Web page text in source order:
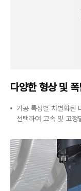
다양한 형상 및
가공 특성별 차별화된
선택하여 고속 및 고정